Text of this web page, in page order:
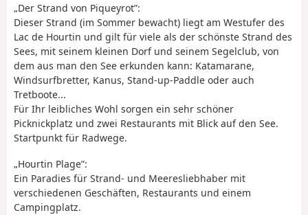
„Der Strand von Piqueyrot”:
Dieser Strand (im Sommer bewacht) liegt am Westufer des
Lac de Hourtin und gilt für viele als der schönste Strand des
Sees, mit seinem kleinen Dorf und seinem Segelclub, von
dem aus man den See erkunden kann: Katamarane,
Windsurfbretter, Kanus, Stand-up-Paddle oder auch
Tretboote...
Für Ihr leibliches Wohl sorgen ein sehr schöner
Picknickplatz und zwei Restaurants mit Blick auf den See.
Startpunkt für Radwege.
„Hourtin Plage”:
Ein Paradies für Strand- und Meeresliebhaber mit
verschiedenen Geschäften, Restaurants und einem
Campingplatz.